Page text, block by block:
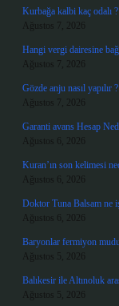
Kurbağa kalbi kaç odalı ?
Ağustos 7, 2026
Hangi vergi dairesine
Ağustos 7, 2026
Gözde anju nasıl yapılır ?
Ağustos 7, 2026
Garanti avans Hesap
Ağustos 6, 2026
Kuran’ın son kelimesi
Ağustos 6, 2026
Doktor Tuna Balsam ne
Ağustos 6, 2026
Baryonlar fermiyon
Ağustos 5, 2026
Balıkesir ile Altınoluk
Ağustos 5, 2026